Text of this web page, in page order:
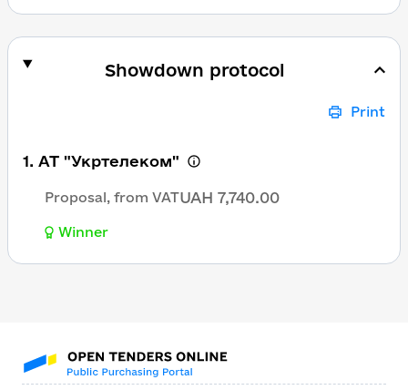
Showdown protocol
Print
1. АТ "Укртелеком"
Proposal, from VATUAH 7,740.00
Winner